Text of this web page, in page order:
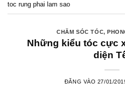
toc rung phai lam sao
CHĂM SÓC TÓC,
Những kiểu tóc cực
diện
ĐĂNG VÀO 27/01/